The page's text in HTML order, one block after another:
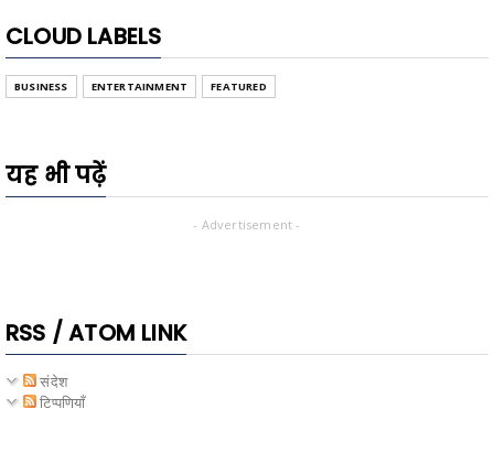
CLOUD LABELS
BUSINESS ENTERTAINMENT FEATURED
यह भी पढ़ें
- Advertisement -
RSS / ATOM LINK
संदेश
टिप्पणियाँ